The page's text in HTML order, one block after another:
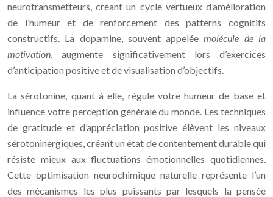
neurotransmetteurs, créant un cycle vertueux d’amélioration
de l’humeur et de renforcement des patterns cognitifs
constructifs. La dopamine, souvent appeléemolécule de la
motivation, augmente significativement lors d’exercices
d’anticipation positive et de visualisation d’objectifs.
La sérotonine, quant à elle, régule votre humeur de base et
influence votre perception générale du monde. Les techniques
de gratitude et d’appréciation positive élèvent les niveaux
sérotoninergiques, créant un état de contentement durable qui
résiste mieux aux fluctuations émotionnelles quotidiennes.
Cette optimisation neurochimique naturelle représente l’un
des mécanismes les plus puissants par lesquels la pensée